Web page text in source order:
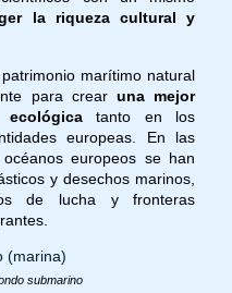
la riqueza cultural y
marítimo natural
para crearuna mejor
tanto en los
europeas. En las
europeos se han
y desechos marinos,
de lucha y fronteras
submarino